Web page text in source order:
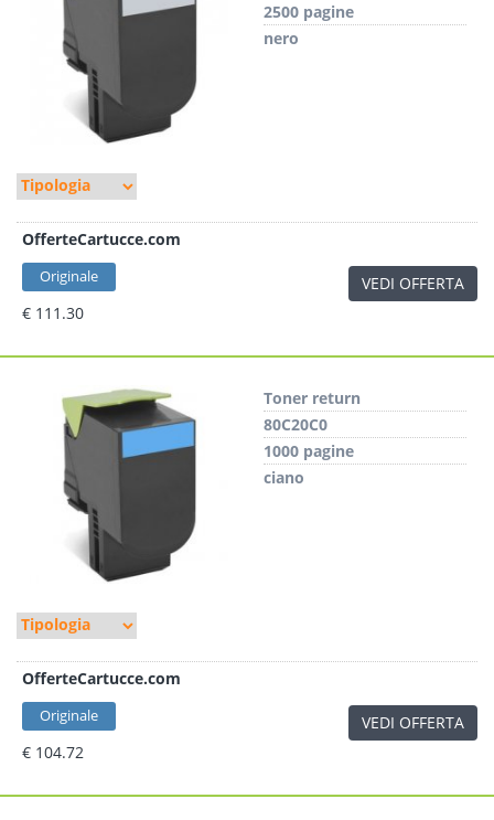
2500 pagine
nero
OfferteCartucce.com
Originale
€ 111.30
VEDI OFFERTA
Toner return
80C20C0
1000 pagine
ciano
OfferteCartucce.com
Originale
€ 104.72
VEDI OFFERTA